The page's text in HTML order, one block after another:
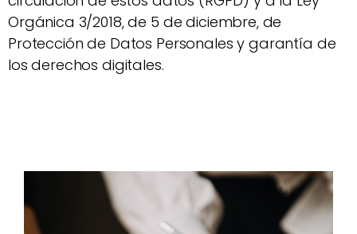
Orgánica 3/2018, de 5 de diciembre, de
Protección de Datos Personales y garantía de
los derechos digitales.